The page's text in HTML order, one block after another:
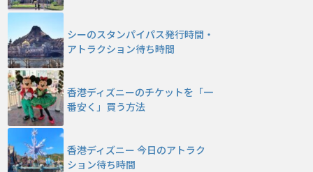
シーのスタンパイパス発行時間・
アトラクション待ち時間
香港ディズニーのチケットを「一
番安く」買う方法
香港ディズニー 今日のアトラク
ション待ち時間